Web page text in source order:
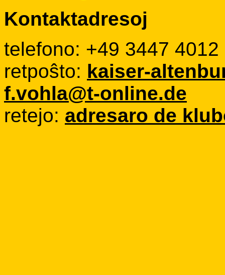
Kontaktadresoj
telefono: +49 3447 4012
retpoŝto: kaiser-
f.vohla@t-online.de
retejo: adresaro de